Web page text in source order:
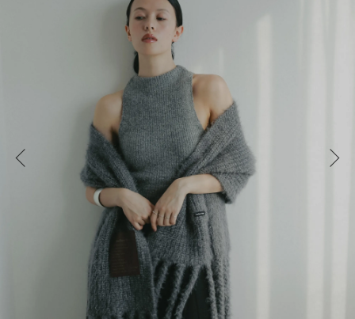
プライバシーポリシー
特定商取引に基づく表記